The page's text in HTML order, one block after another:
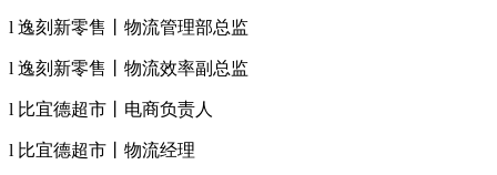
l 逸刻新零售丨物流管理部总监
l 逸刻新零售丨物流效率副总监
l 比宜德超市丨电商负责人
l 比宜德超市丨物流经理